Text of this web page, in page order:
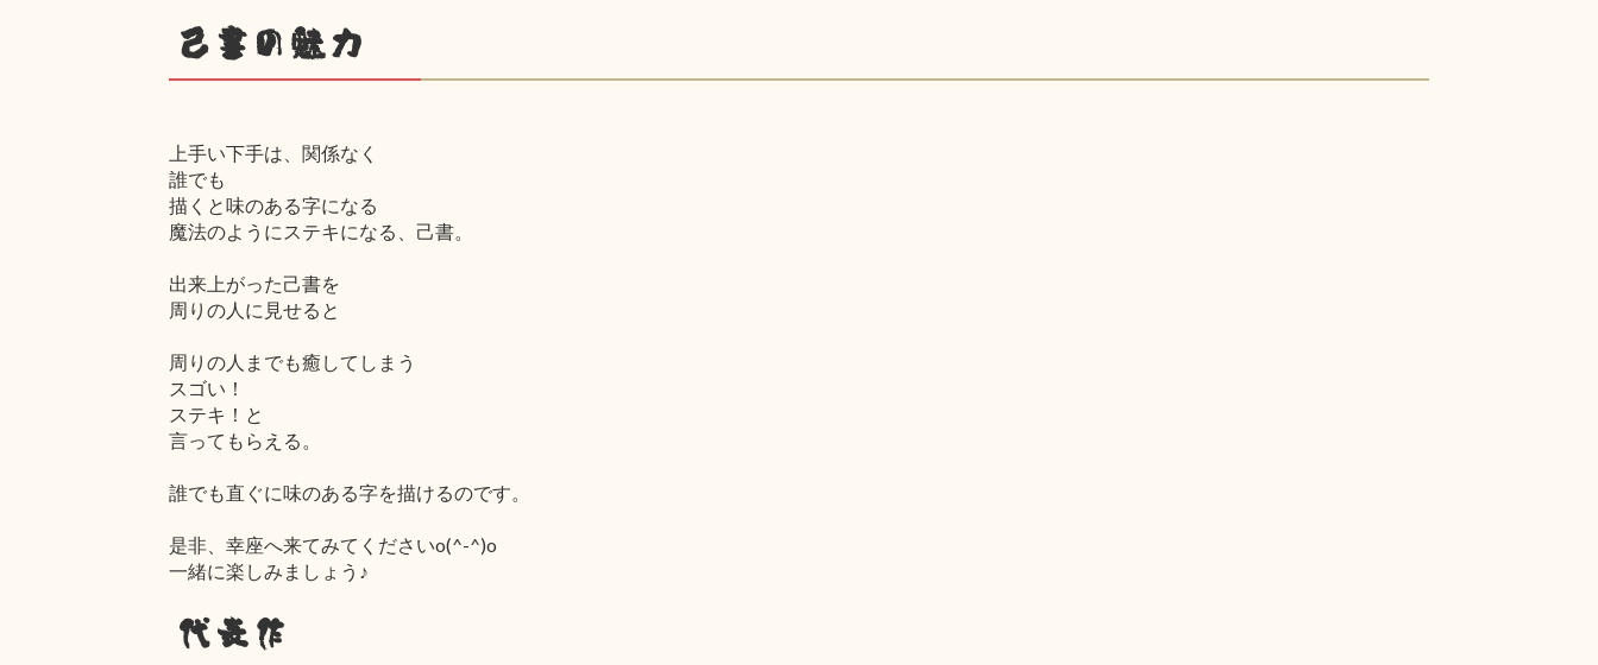
己書の魅力
上手い下手は、関係なく
誰でも
描くと味のある字になる
魔法のようにステキになる、己書。
出来上がった己書を
周りの人に見せると
周りの人までも癒してしまう
スゴい！
ステキ！と
言ってもらえる。
誰でも直ぐに味のある字を描けるのです。
是非、幸座へ来てみてくださいo(^-^)o
一緒に楽しみましょう♪
代表作